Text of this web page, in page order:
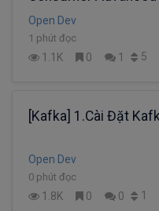
Open Dev
1 phút đọc
1.1K 0 1 5
[Kafka] 1.Cài Đặt
Open Dev
0 phút đọc
1.8K 0 0 1